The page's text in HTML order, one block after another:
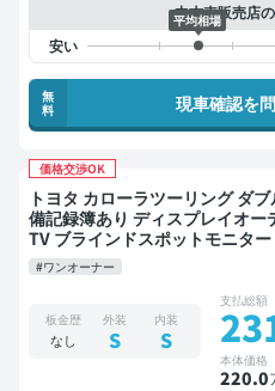
中古車販売店
平均相場
無
料
現車確認を
価格交渉OK
トヨタ カローラツーリング ダブルバイビ
備記録簿あり ディスプレイオー
TV ブラインドスポットモニタ
キー バックモニター ドライブレ
#ワンオーナー
板金歴
なし
外装
S
内装
S
支払総額
本体価格
220.0